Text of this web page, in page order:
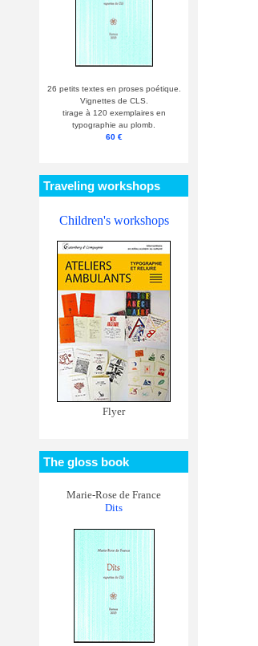
26 petits textes en proses poétique.
Vignettes de CLS.
tirage à 120 exemplaires en
typographie au plomb.
60 €
Traveling workshops
Children's workshops
Flyer
The gloss book
Marie-Rose de France
Dits